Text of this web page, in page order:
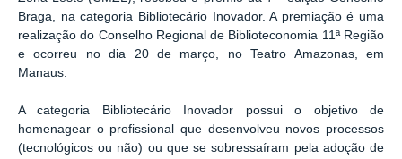
Braga, na categoria Bibliotecário Inovador. A premiação é uma
realização do Conselho Regional de Biblioteconomia 11ª Região
e ocorreu no dia 20 de março, no Teatro Amazonas, em
Manaus.
A categoria Bibliotecário Inovador possui o objetivo de
homenagear o profissional que desenvolveu novos processos
(tecnológicos ou não) ou que se sobressaíram pela adoção de